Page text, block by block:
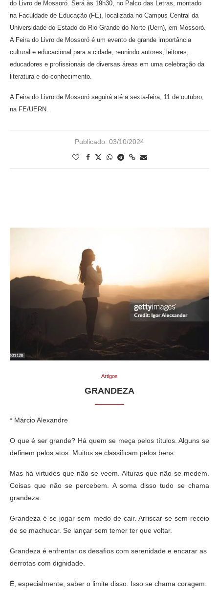
do Livro de Mossoró. Será às 19h30, no Palco das Letras, montado
na Faculdade de Educação (FE), localizada no Campus Central da
Universidade do Estado do Rio Grande do Norte (Uern), em Mossoró.
A Feira do Livro de Mossoró é um evento de grande importância
cultural e educacional para a cidade, reunindo autores, leitores,
educadores e profissionais de diversas áreas em uma celebração da
literatura e do conhecimento.
A Feira do Livro de Mossoró seguirá até a sexta-feira, 11 de outubro,
na FE/UERN.
Publicado: 03/10/2024
Artigos
GRANDEZA
* Márcio Alexandre
O que é ser grande? Há quem se meça pelos títulos. Alguns se
definem pelos atos. Muitos se classificam pelos bens.
Mas há virtudes que não se veem. Alturas que não se medem.
Coisas que não se percebem. A soma disso tudo se chama
grandeza.
Grandeza é se jogar sem medo de cair. Arriscar-se sem receio
de se machucar. Se lançar sem temer ter que voltar.
Grandeza é enfrentar os desafios com serenidade e encarar as
derrotas com dignidade.
É, especialmente, saber o limite disso. Isso se chama coragem.